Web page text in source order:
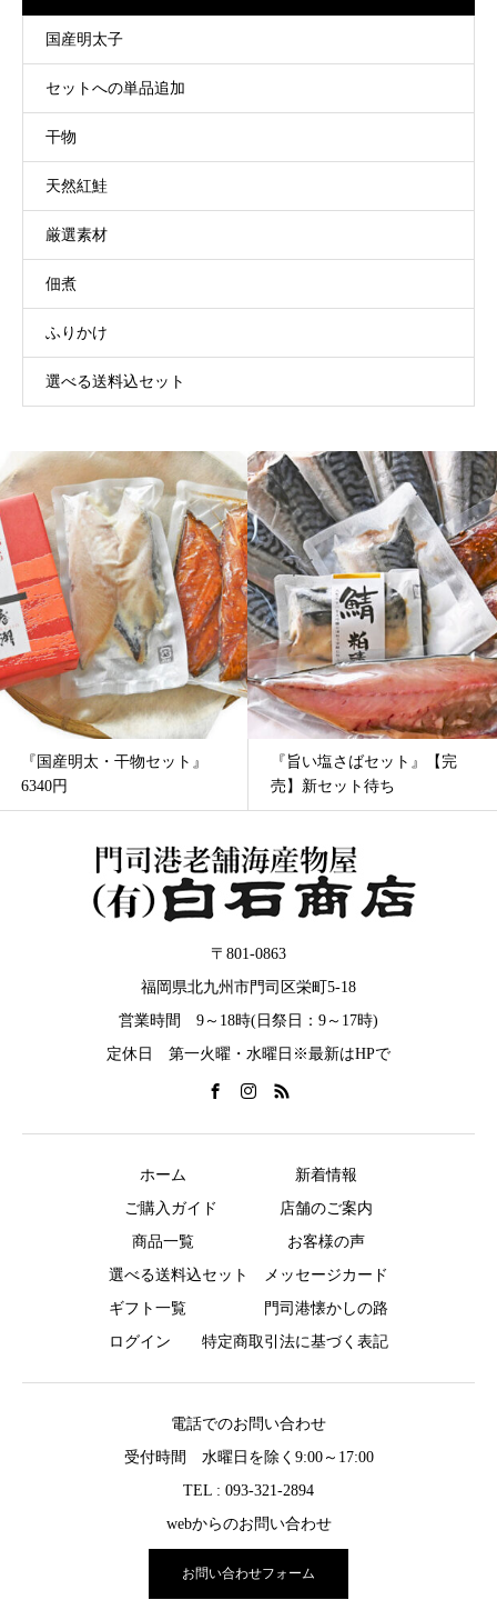
国産明太子
セットへの単品追加
干物
天然紅鮭
厳選素材
佃煮
ふりかけ
選べる送料込セット
『旨い塩さばセット』【完
売】新セット待ち
『千草』の”は”6000円・6540
円
〒801-0863
福岡県北九州市門司区栄町5-18
営業時間 9～18時(日祭日：9～17時)
定休日 第一火曜・水曜日※最新はHPで
ホーム
新着情報
ご購入ガイド
店舗のご案内
商品一覧
お客様の声
選べる送料込セット
メッセージカード
ギフト一覧
門司港懐かしの路
ログイン
特定商取引法に基づく表記
電話でのお問い合わせ
受付時間 水曜日を除く9:00～17:00
TEL : 093-321-2894
webからのお問い合わせ
お問い合わせフォーム